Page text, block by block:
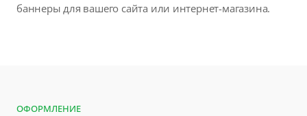
баннеры для вашего сайта или интернет-магазина.
ОФОРМЛЕНИЕ